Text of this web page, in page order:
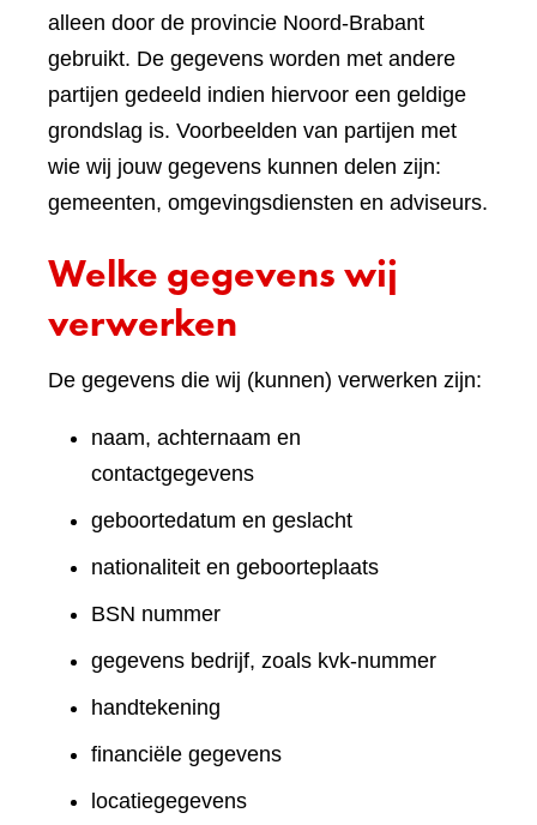
alleen door de provincie Noord-Brabant
gebruikt. De gegevens worden met andere
partijen gedeeld indien hiervoor een geldige
grondslag is. Voorbeelden van partijen met
wie wij jouw gegevens kunnen delen zijn:
gemeenten, omgevingsdiensten en adviseurs.
Welke gegevens wij
verwerken
De gegevens die wij (kunnen) verwerken zijn:
naam, achternaam en
contactgegevens
geboortedatum en geslacht
nationaliteit en geboorteplaats
BSN nummer
gegevens bedrijf, zoals kvk-nummer
handtekening
financiële gegevens
locatiegegevens